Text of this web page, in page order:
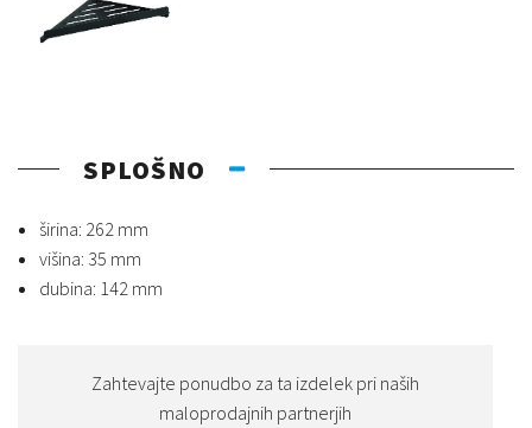
SPLOŠNO
širina: 262 mm
višina: 35 mm
dubina: 142 mm
Zahtevajte ponudbo za ta izdelek pri naših
maloprodajnih partnerjih